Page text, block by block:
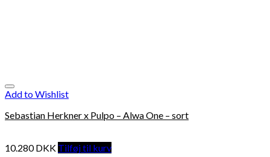
Add to Wishlist
Sebastian Herkner x Pulpo – Alwa One – sort
10.280DKK Tilføj til kurv